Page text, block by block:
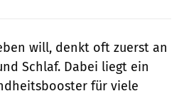
will, denkt oft zuerst an
Schlaf. Dabei liegt ein
für viele